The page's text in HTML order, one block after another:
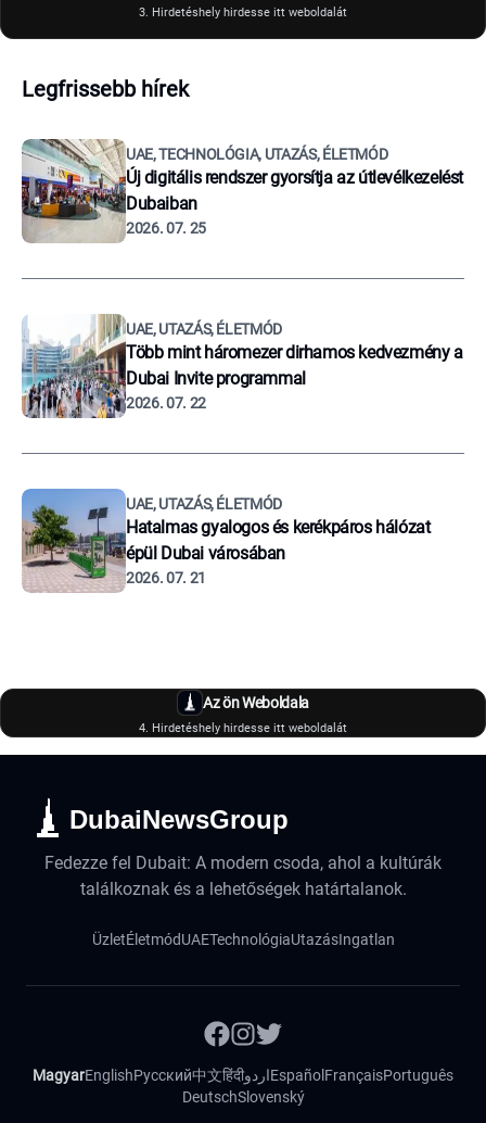
3. Hirdetéshely hirdesse itt weboldalát
Legfrissebb hírek
UAE, TECHNOLÓGIA, UTAZÁS, ÉLETMÓD
Új digitális rendszer gyorsítja az útlevélkezelést
Dubaiban
2026. 07. 25
UAE, UTAZÁS, ÉLETMÓD
Több mint háromezer dirhamos kedvezmény a
Dubai Invite programmal
2026. 07. 22
UAE, UTAZÁS, ÉLETMÓD
Hatalmas gyalogos és kerékpáros hálózat
épül Dubai városában
2026. 07. 21
Az ön Weboldala
4. Hirdetéshely hirdesse itt weboldalát
DubaiNewsGroup
Fedezze fel Dubait: A modern csoda, ahol a kultúrák
találkoznak és a lehetőségek határtalanok.
ÜzletÉletmódUAETechnológiaUtazásIngatlan
MagyarEnglishРусский中文हिंदीاردوEspañol FrançaisPortuguês
DeutschSlovenský